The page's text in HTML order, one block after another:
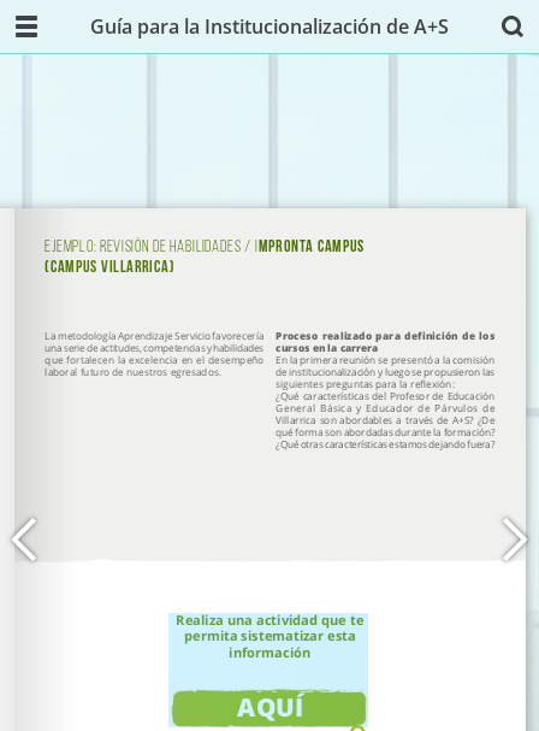
Guía para la Institucionalización de A+S